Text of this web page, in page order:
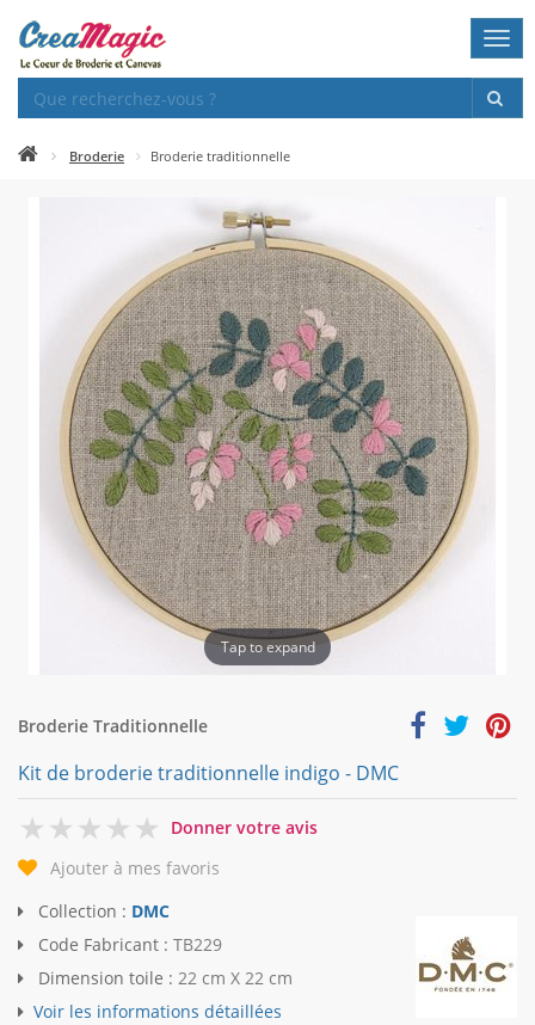
Broderie Broderie traditionnelle
Tap to expand
Broderie Traditionnelle
Kit de broderie traditionnelle indigo - DMC
0
Donner votre avis
Ajouter à mes favoris
Collection : DMC
Code Fabricant : TB229
Dimension toile : 22 cm X 22 cm
Voir les informations détaillées